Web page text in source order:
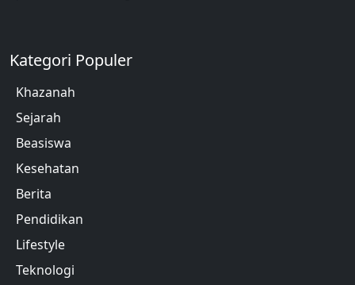
Kategori Populer
Khazanah
Sejarah
Beasiswa
Kesehatan
Berita
Pendidikan
Lifestyle
Teknologi